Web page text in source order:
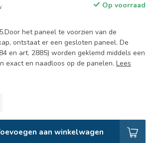
Op voorraad
het paneel te voorzien van de
ontstaat er een gesloten paneel. De
en art. 2885) worden geklemd middels een
exact en naadloos op de panelen. Lees
aan winkelwagen